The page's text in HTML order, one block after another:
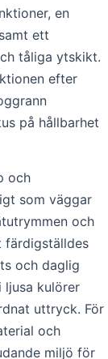
en
ett
tåliga ytskikt.
efter
på hållbarhet
och
som väggar
och
färdigställdes
och daglig
ljusa kulörer
uttryck. För
och
miljö för